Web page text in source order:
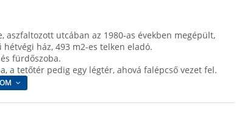
aszfaltozott utcában az 1980-as években megépült,
ház, 493 m2-es telken eladó.
fürdőszoba.
a tetőtér pedig egy légtér, ahová falépcső vezet fel.